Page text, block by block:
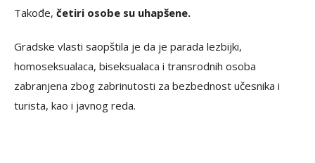
Takođe, četiri osobe su uhapšene.
Gradske vlasti saopštila je da je parada lezbijki,
homoseksualaca, biseksualaca i transrodnih osoba
zabranjena zbog zabrinutosti za bezbednost učesnika i
turista, kao i javnog reda.